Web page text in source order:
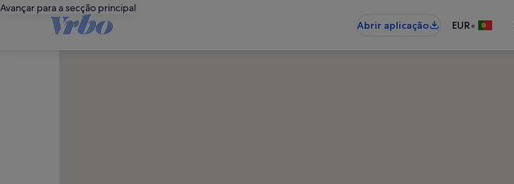
Avançar para a secção principal
Abrir aplicação
EUR•